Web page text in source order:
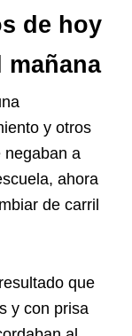
de hoy
mañana
y otros
negaban a
ahora
de carril
que
y con prisa